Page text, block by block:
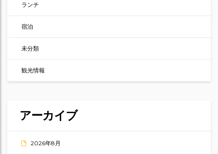
ランチ
宿泊
未分類
観光情報
アーカイブ
2026年8月